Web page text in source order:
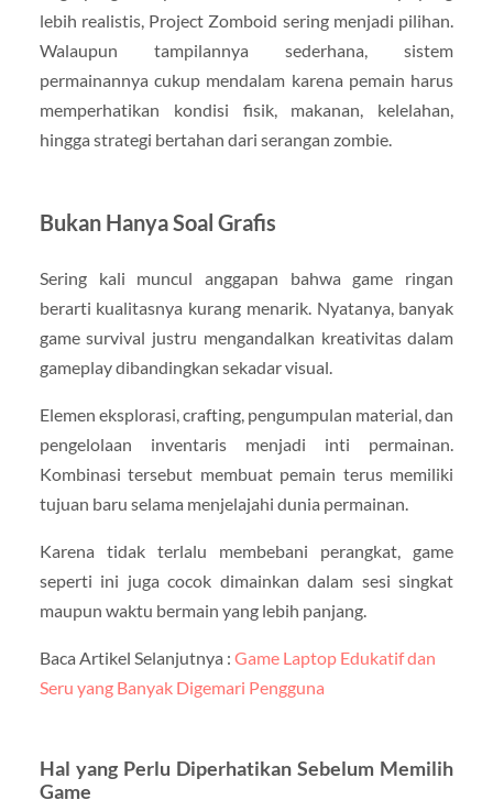
lebih realistis, Project Zomboid sering menjadi pilihan.
Walaupun tampilannya sederhana, sistem
permainannya cukup mendalam karena pemain harus
memperhatikan kondisi fisik, makanan, kelelahan,
hingga strategi bertahan dari serangan zombie.
Bukan Hanya Soal Grafis
Sering kali muncul anggapan bahwa game ringan
berarti kualitasnya kurang menarik. Nyatanya, banyak
game survival justru mengandalkan kreativitas dalam
gameplay dibandingkan sekadar visual.
Elemen eksplorasi, crafting, pengumpulan material, dan
pengelolaan inventaris menjadi inti permainan.
Kombinasi tersebut membuat pemain terus memiliki
tujuan baru selama menjelajahi dunia permainan.
Karena tidak terlalu membebani perangkat, game
seperti ini juga cocok dimainkan dalam sesi singkat
maupun waktu bermain yang lebih panjang.
Baca Artikel Selanjutnya : Game Laptop Edukatif dan
Seru yang Banyak Digemari Pengguna
Hal yang Perlu Diperhatikan Sebelum Memilih
Game